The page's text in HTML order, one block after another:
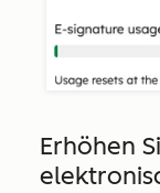
Erhöhen